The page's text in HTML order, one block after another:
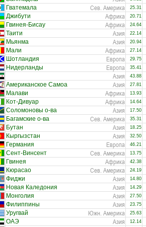
Гватемала Сев. Америка 25.31
Джибути Африка 20.71
Гвинея-Бисау Африка 24.64
Таити Азия 22.14
Мьянма Азия 20.94
Мали Африка 27.14
Шотландия Европа 29.75
Нидерланды Европа 35.41
Азия 43.88
Американское Самоа Азия 27.81
Малави Африка 13.93
Кот-Дивуар Африка 14.64
Соломоновы о-ва Азия 17.50
Багамские о-ва Сев. Америка 35.31
Бутан Азия 18.25
Кыргызстан Азия 32.50
Германия Европа 46.21
Сент-Винсент Сев. Америка 13.75
Гвинея Африка 42.38
Кюрасао Сев. Америка 24.19
Фиджи Азия 14.80
Новая Каледония Азия 14.29
Монголия Азия 27.50
Филиппины Азия 23.75
Уругвай Южн. Америка 25.63
ОАЭ Азия 12.14